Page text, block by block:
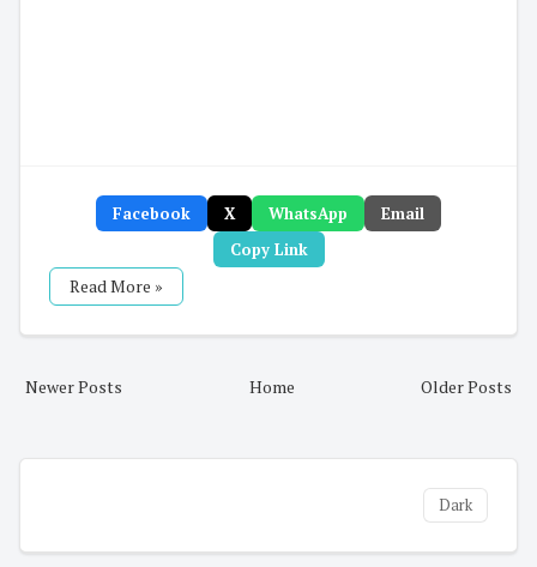
Facebook X WhatsApp
Email
Copy Link
Read More »
Newer Posts Older Posts
Home
Dark